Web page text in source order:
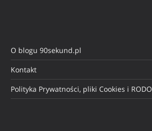
O blogu 90sekund.pl
Kontakt
Polityka Prywatności, pliki Cookies i RODO